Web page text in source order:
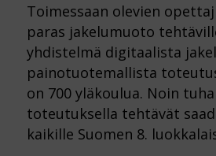
Toimessaan olevien
paras jakelumuoto
yhdistelmä digitaalista
painotuotemallista
on 700 yläkoulua. Noin
toteutuksella tehtävät
kaikille Suomen 8.